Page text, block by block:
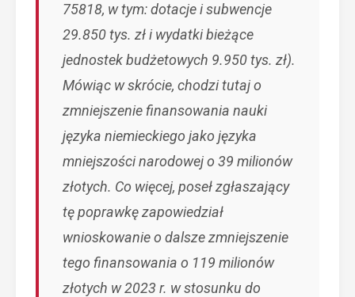
75818, w tym: dotacje i subwencje
29.850 tys. zł i wydatki bieżące
jednostek budżetowych 9.950 tys. zł).
Mówiąc w skrócie, chodzi tutaj o
zmniejszenie finansowania nauki
języka niemieckiego jako języka
mniejszości narodowej o 39 milionów
złotych. Co więcej, poseł zgłaszający
tę poprawkę zapowiedział
wnioskowanie o dalsze zmniejszenie
tego finansowania o 119 milionów
złotych w 2023 r. w stosunku do